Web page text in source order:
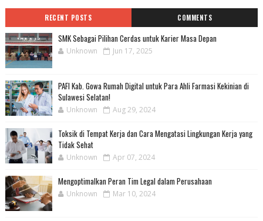
RECENT POSTS COMMENTS
SMK Sebagai Pilihan Cerdas untuk Karier Masa Depan
Unknown Jun 17, 2025
PAFI Kab. Gowa Rumah Digital untuk Para Ahli Farmasi Kekinian di
Sulawesi Selatan!
Unknown Aug 29, 2024
Toksik di Tempat Kerja dan Cara Mengatasi Lingkungan Kerja yang
Tidak Sehat
Unknown Apr 07, 2024
Mengoptimalkan Peran Tim Legal dalam Perusahaan
Unknown Mar 10, 2024